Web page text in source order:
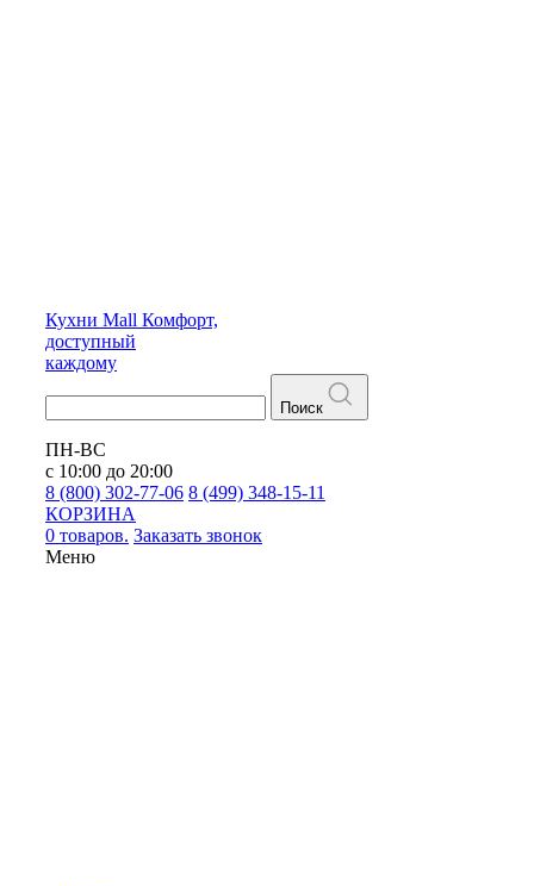
Кухни Mall Комфорт,
доступный
каждому
Поиск
ПН-ВС
с 10:00 до 20:00
8 (800) 302-77-06 8 (499) 348-15-11
КОРЗИНА
0 товаров. Заказать звонок
Меню